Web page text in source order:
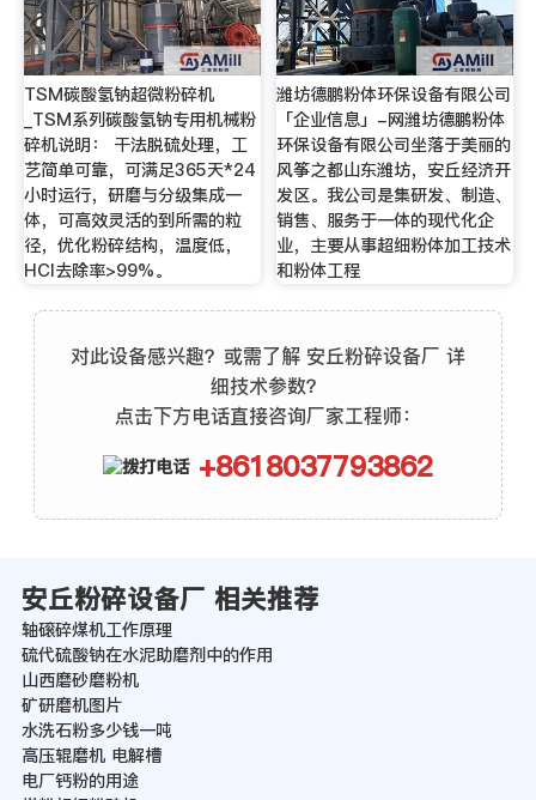
TSM碳酸氢钠超微粉碎机
_TSM系列碳酸氢钠专用机械粉
碎机说明： 干法脱硫处理，工
艺简单可靠，可满足365天*24
小时运行，研磨与分级集成一
体，可高效灵活的到所需的粒
径，优化粉碎结构，温度低，
HCI去除率>99%。
潍坊德鹏粉体环保设备有限公司
「企业信息」-网潍坊德鹏粉体
环保设备有限公司坐落于美丽的
风筝之都山东潍坊，安丘经济开
发区。我公司是集研发、制造、
销售、服务于一体的现代化企
业，主要从事超细粉体加工技术
和粉体工程
对此设备感兴趣？或需了解 安丘粉碎设备厂 详
细技术参数？
点击下方电话直接咨询厂家工程师：
+8618037793862
安丘粉碎设备厂 相关推荐
轴磙碎煤机工作原理
硫代硫酸钠在水泥助磨剂中的作用
山西磨砂磨粉机
矿研磨机图片
水洗石粉多少钱一吨
高压辊磨机 电解槽
电厂钙粉的用途